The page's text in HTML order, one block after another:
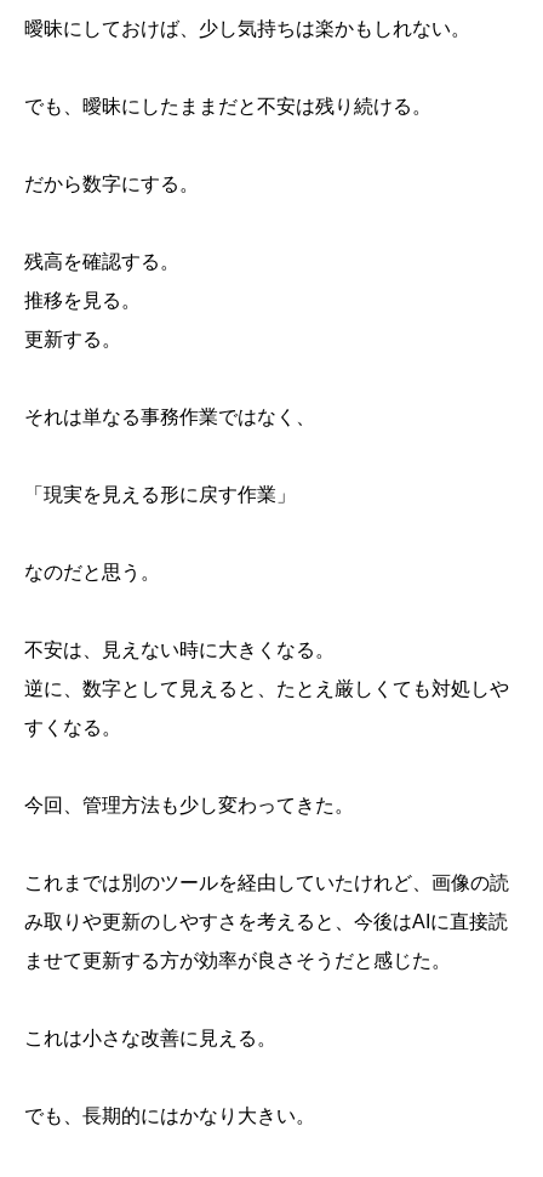
曖昧にしておけば、少し気持ちは楽かもしれない。
でも、曖昧にしたままだと不安は残り続ける。
だから数字にする。
残高を確認する。
推移を見る。
更新する。
それは単なる事務作業ではなく、
「現実を見える形に戻す作業」
なのだと思う。
不安は、見えない時に大きくなる。
逆に、数字として見えると、たとえ厳しくても対処しや
すくなる。
今回、管理方法も少し変わってきた。
これまでは別のツールを経由していたけれど、画像の読
み取りや更新のしやすさを考えると、今後はAIに直接読
ませて更新する方が効率が良さそうだと感じた。
これは小さな改善に見える。
でも、長期的にはかなり大きい。